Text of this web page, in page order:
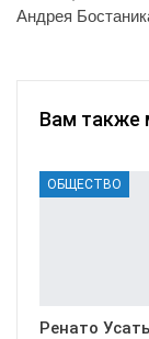
Андрея
Вам также
ОБЩЕСТВО
Ренато